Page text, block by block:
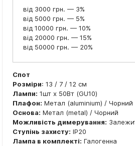
від 3000 грн. — 3%
від 5000 грн. — 5%
від 10000 грн. — 10%
від 20000 грн. — 15%
від 50000 грн. — 20%
Спот
Розміри: 13 / 7 / 12 см
Лампи: 1шт x 50Вт (GU10)
Плафон: Метал (aluminium) / Чорний
Основа: Метал (metal) / Чорний
Можливість димерування:
Ступінь захисту: IP20
Лампа в комплекті: Галогенна